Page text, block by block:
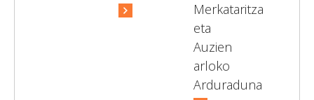
Merkataritza
eta
Auzien
arloko
Arduraduna